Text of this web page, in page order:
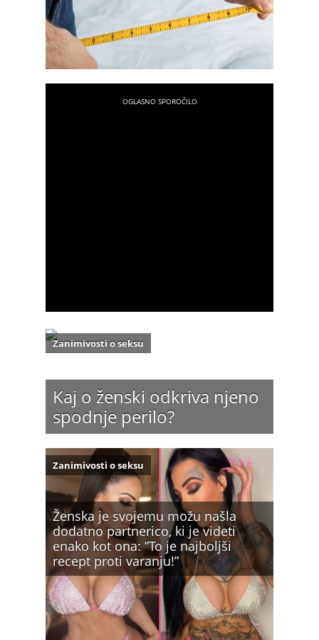
Kaj o ženski odkriva njeno
spodnje perilo?
Zanimivosti o seksu
Ženska je svojemu možu našla
dodatno partnerico, ki je videti
enako kot ona: ”To je najboljši
recept proti varanju!”
Zanimivosti o seksu